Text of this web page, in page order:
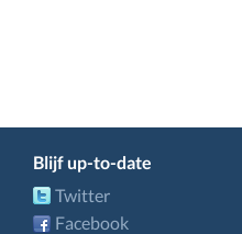
Blijf up-to-date
Twitter
Facebook